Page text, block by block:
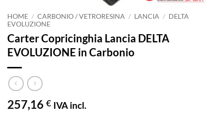
HOME / CARBONIO / VETRORESINA / LANCIA / DELTA
EVOLUZIONE
Carter Copricinghia Lancia DELTA
EVOLUZIONE in Carbonio
257,16 € IVA incl.